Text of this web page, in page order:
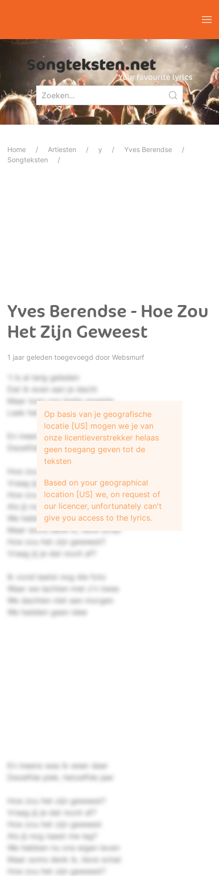
Home Artiesten y
Yves Berendse
Songteksten
Yves Berendse - Hoe Zou
Het Zijn Geweest
1 jaar geleden toegevoegd door Websmurf
't Is al lang geleden
Dat ik even aan je dacht
Maar toen ons liedje speelde
Leek het net of jij er was
En ineens was ik weer daar
Dezelfde plek, hetzelfde jaar
Hoe zou het zijn geweest?
Vraag jij je dat nooit af?
Hoe zou het zijn geweest
Als jij nog naast me lag?
We hebben nu ons eigen leven
Maar soms denk ik, lieve schat
Hoe zou het zijn geweest?
Vraag jij je dat nooit af?
Ik vond laatst nog die foto
Waar we lachten met z'n twee
We dachten niet aan morgen
We hadden geen idee
En ineens was ik weer daar
Dezelfde plek, hetzelfde jaar
Hoe zou het zijn geweest?
Vraag jij je dat nooit af?
Hoe zou het zijn geweest
Als jij nog naast me lag?
We hebben nu ons eigen leven
Maar soms denk ik, lieve schat
Hoe zou het zijn geweest?
Op basis van je geografische
locatie [US] mogen we je van
onze licentieverstrekker helaas
geen toegang geven tot de
teksten
Based on your geographical
location [US] we, on request of
our licencer, unfortunately can't
give you access to the lyrics.